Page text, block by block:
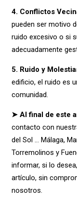
4. Conflictos
pueden ser motivo
ruido excesivo o si
adecuadamente
5. Ruido y
edificio, el ruido es
comunidad.
➤ Al final de este
contacto con
del Sol … Málaga,
Torremolinos y
informar, si lo
artículo, sin
nosotros.